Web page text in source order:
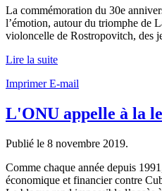
La commémoration du 30e
l’émotion, autour du triomphe de
violoncelle de Rostropovitch, des
Lire la suite
ImprimerE-mail
L'ONU appelle à la
Publié le 8 novembre 2019.
Comme chaque année depuis
économique et financier contre